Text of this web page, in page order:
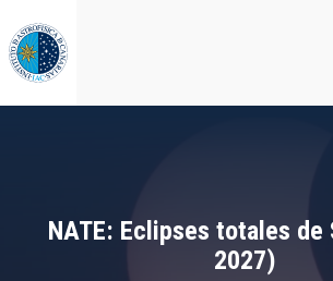
al
contenido
principal
NATE: Eclipses totales de
2027)